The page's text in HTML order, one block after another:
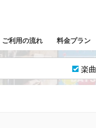
ご利用の流れ 料金プラン
楽曲